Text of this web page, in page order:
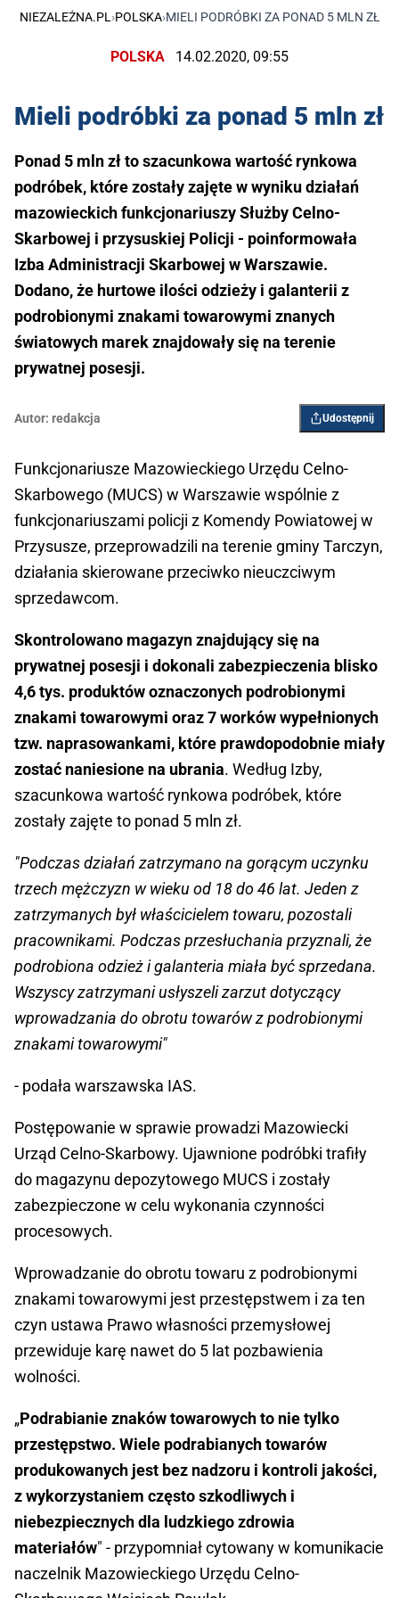
NIEZALEŻNA.PL ›POLSKA›MIELI PODRÓBKI ZA PONAD 5 MLN ZŁ
POLSKA 14.02.2020, 09:55
Mieli podróbki za ponad 5 mln zł
Ponad 5 mln zł to szacunkowa wartość rynkowa
podróbek, które zostały zajęte w wyniku działań
mazowieckich funkcjonariuszy Służby Celno-
Skarbowej i przysuskiej Policji - poinformowała
Izba Administracji Skarbowej w Warszawie.
Dodano, że hurtowe ilości odzieży i galanterii z
podrobionymi znakami towarowymi znanych
światowych marek znajdowały się na terenie
prywatnej posesji.
Autor: redakcja Udostępnij
Funkcjonariusze Mazowieckiego Urzędu Celno-
Skarbowego (MUCS) w Warszawie wspólnie z
funkcjonariuszami policji z Komendy Powiatowej w
Przysusze, przeprowadzili na terenie gminy Tarczyn,
działania skierowane przeciwko nieuczciwym
sprzedawcom.
Skontrolowano magazyn znajdujący się na
prywatnej posesji i dokonali zabezpieczenia blisko
4,6 tys. produktów oznaczonych podrobionymi
znakami towarowymi oraz 7 worków wypełnionych
tzw. naprasowankami, które prawdopodobnie miały
zostać naniesione na ubrania. Według Izby,
szacunkowa wartość rynkowa podróbek, które
zostały zajęte to ponad 5 mln zł.
"Podczas działań zatrzymano na gorącym uczynku
trzech mężczyzn w wieku od 18 do 46 lat. Jeden z
zatrzymanych był właścicielem towaru, pozostali
pracownikami. Podczas przesłuchania przyznali, że
podrobiona odzież i galanteria miała być sprzedana.
Wszyscy zatrzymani usłyszeli zarzut dotyczący
wprowadzania do obrotu towarów z podrobionymi
znakami towarowymi"
- podała warszawska IAS.
Postępowanie w sprawie prowadzi Mazowiecki
Urząd Celno-Skarbowy. Ujawnione podróbki trafiły
do magazynu depozytowego MUCS i zostały
zabezpieczone w celu wykonania czynności
procesowych.
Wprowadzanie do obrotu towaru z podrobionymi
znakami towarowymi jest przestępstwem i za ten
czyn ustawa Prawo własności przemysłowej
przewiduje karę nawet do 5 lat pozbawienia
wolności.
„Podrabianie znaków towarowych to nie tylko
przestępstwo. Wiele podrabianych towarów
produkowanych jest bez nadzoru i kontroli jakości,
z wykorzystaniem często szkodliwych i
niebezpiecznych dla ludzkiego zdrowia
materiałów" - przypomniał cytowany w komunikacie
naczelnik Mazowieckiego Urzędu Celno-